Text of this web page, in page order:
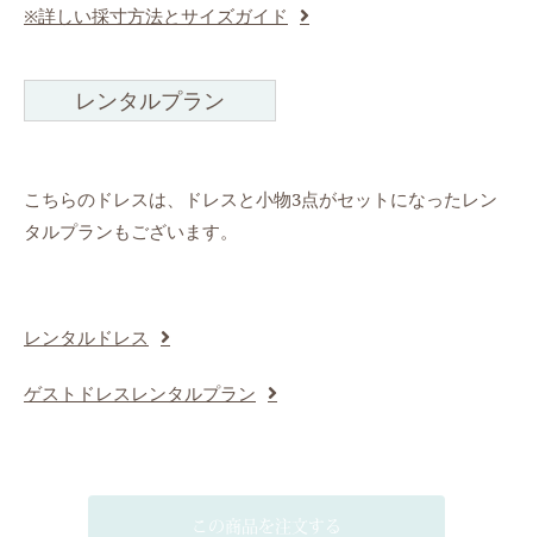
※詳しい採寸方法とサイズガイド
レンタルプラン
こちらのドレスは、ドレスと小物3点がセットになったレン
タルプランもございます。
レンタルドレス
ゲストドレスレンタルプラン
この商品を注文する